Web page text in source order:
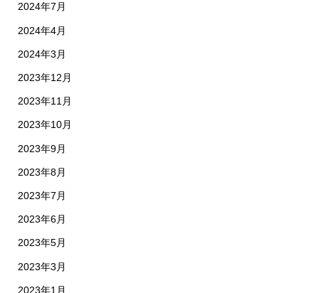
2024年7月
2024年4月
2024年3月
2023年12月
2023年11月
2023年10月
2023年9月
2023年8月
2023年7月
2023年6月
2023年5月
2023年3月
2023年1月